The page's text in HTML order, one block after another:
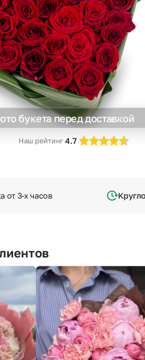
Суккуленты
Тюльпаны
Фрезия
Эустома
букета перед доставкой
Наш рейтинг 4.7
от 3-х часов